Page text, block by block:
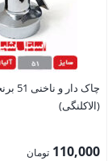
چاک
(الاکلنگی)
110,000 تومان